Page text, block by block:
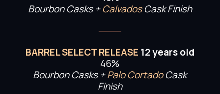
Bourbon Casks +CalvadosCask Finish
BARREL SELECT RELEASE 12 years old
46%
Bourbon Casks +Palo CortadoCask
Finish